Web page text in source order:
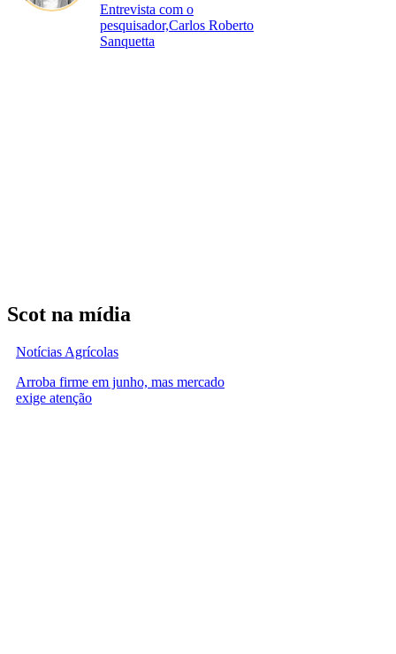
Entrevista com o
pesquisador,Carlos Roberto
Sanquetta
Scot na mídia
Notícias Agrícolas
Arroba firme em junho, mas mercado
exige atenção